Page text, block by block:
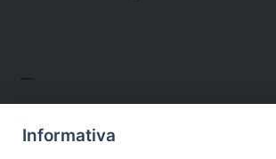
—
Informativa